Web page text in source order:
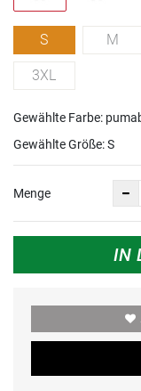
S M
3XL
Gewählte Farbe:
Gewählte Größe:S
Menge
IN